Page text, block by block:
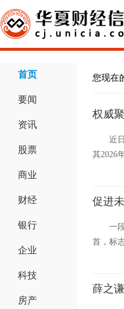
首页
要闻
资讯
股票
商业
财经
银行
企业
科技
房产
您现在
权威
近
其2026
促进
一
首，标
薛之